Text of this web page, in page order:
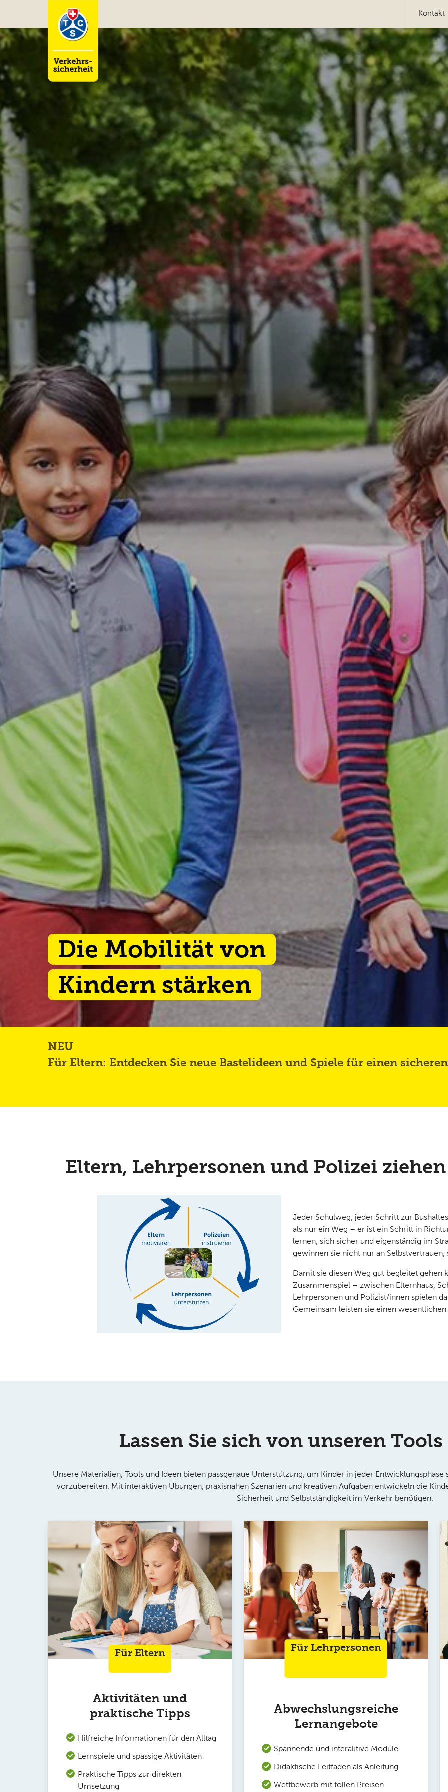
Kontakt
Die Mobilität von
Kindern stärken
NEU
Für Eltern: Entdecken Sie neue Bastelideen und Spiele für einen
Eltern, Lehrpersonen und Polizei
Jeder Schulweg, jeder Schritt zur
als nur ein Weg – er ist ein Schritt in
lernen, sich sicher und eigenständig im
gewinnen sie nicht nur an
Damit sie diesen Weg gut begleitet gehen
Zusammenspiel – zwischen Elternhaus,
Lehrpersonen und Polizist/innen spielen
Gemeinsam leisten sie einen wesentlichen
Lassen Sie sich von unseren
Unsere Materialien, Tools und Ideen bieten passgenaue Unterstützung, um Kinder in jeder
vorzubereiten. Mit interaktiven Übungen, praxisnahen Szenarien und kreativen Aufgaben entwickeln die
Sicherheit und Selbstständigkeit im Verkehr benötigen.
Für Eltern
Aktivitäten und
praktische Tipps
Hilfreiche Informationen für den Alltag
Lernspiele und spassige Aktivitäten
Praktische Tipps zur direkten
Umsetzung
Für Lehrpersonen
Abwechslungsreiche
Lernangebote
Spannende und interaktive Module
Didaktische Leitfäden als Anleitung
Wettbewerb mit tollen Preisen